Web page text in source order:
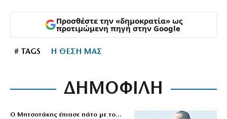
Προσθέστε την «δημοκρατία» ως
προτιμώμενη πηγή στην Google
# TAGS Η ΘΕΣΗ ΜΑΣ
ΔΗΜΟΦΙΛΗ
Ο Μητσοτάκης έπιασε πάτο με το…